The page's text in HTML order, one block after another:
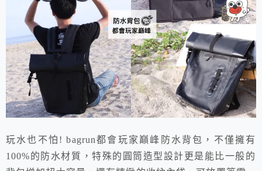
玩水也不怕! bagrun都會玩家巔峰防水背包，不僅擁有
100%的防水材質，特殊的圓筒造型設計更是能比一般的